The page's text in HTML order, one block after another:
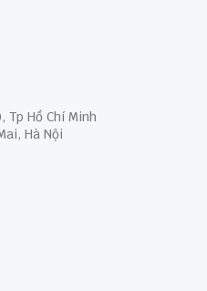
Tp Hồ Chí Minh
Hà Nội